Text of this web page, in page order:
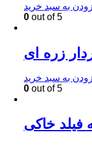
به سبد خرید
0 out of 5
زره ای
به سبد خرید
0 out of 5